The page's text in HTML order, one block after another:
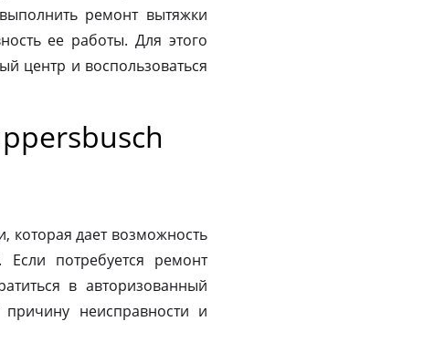
ремонт вытяжки
ее работы. Для этого
центр и воспользоваться
которая дает возможность
потребуется ремонт
в авторизованный
неисправности и